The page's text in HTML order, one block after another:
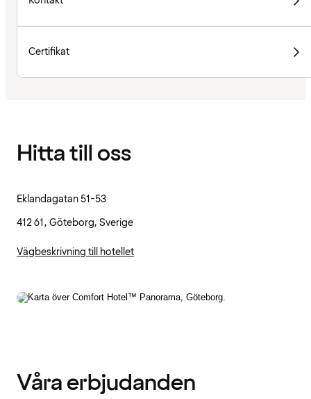
Certifikat
Hitta till oss
Eklandagatan 51-53
412 61, Göteborg, Sverige
Vägbeskrivning till hotellet
Våra erbjudanden